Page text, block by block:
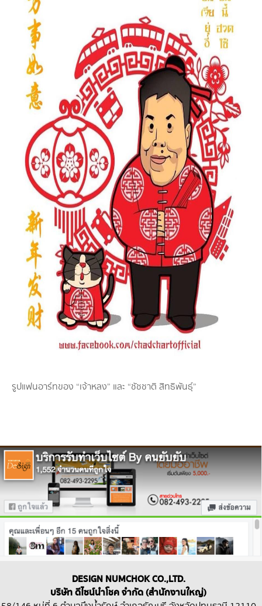
รูปแฟนอาร์ทของ “เจ้าหลง” และ “ชัชชาติ สิทธิพันธุ์”
DESIGN NUMCHOK CO.,LTD.
บริษัท ดีไซน์นำโชค จำกัด (สำนักงานใหญ่)